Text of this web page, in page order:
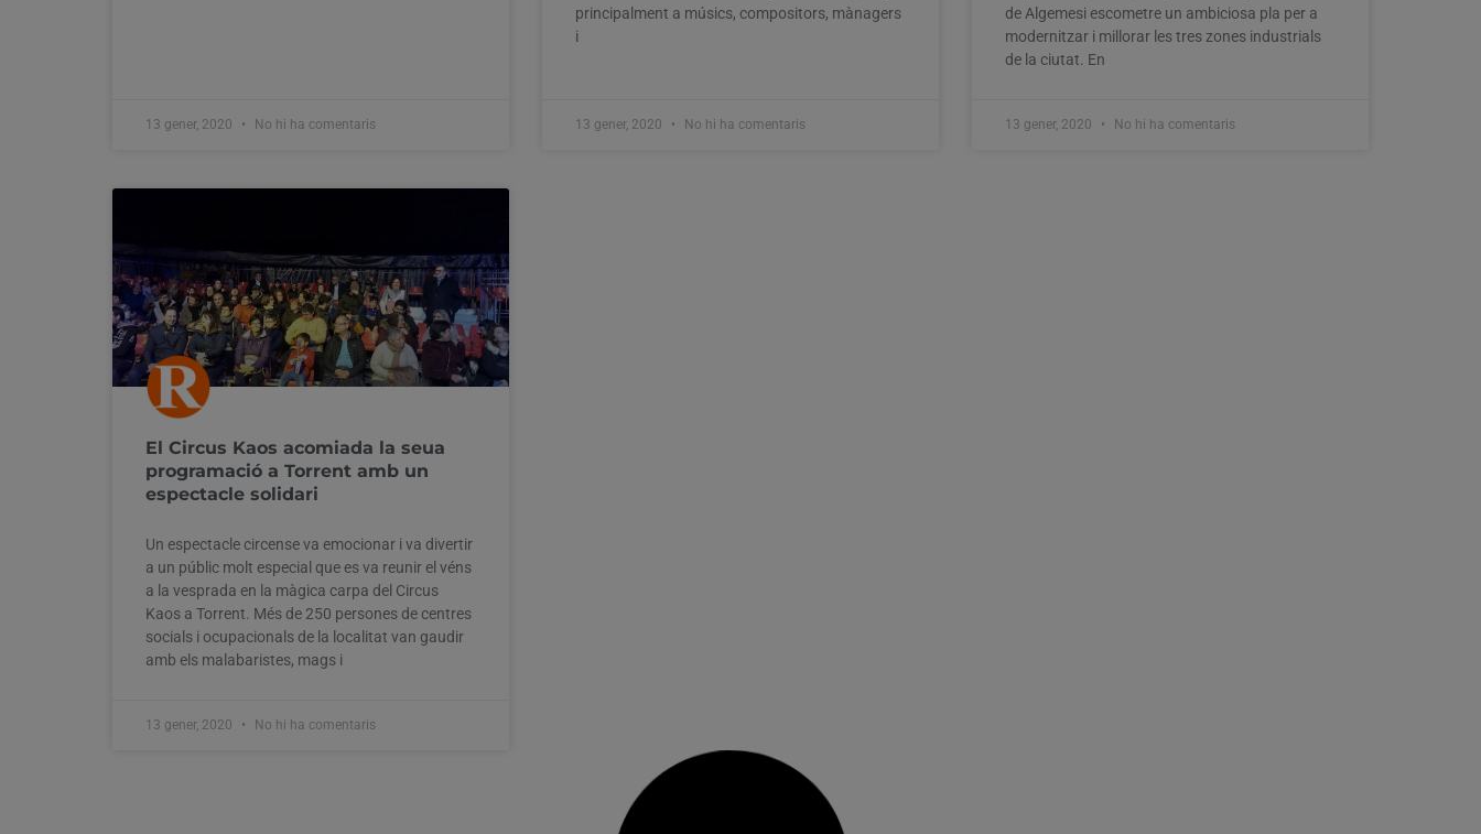
13 gener, 2020 No hi ha comentaris
principalment a músics, compositors, mànagers
i
13 gener, 2020 No hi ha comentaris
de Algemesi escometre un ambiciosa pla per a
modernitzar i millorar les tres zones industrials
de la ciutat. En
13 gener, 2020 No hi ha comentaris
El Circus Kaos acomiada la seua
programació a Torrent amb un
espectacle solidari
Un espectacle circense va emocionar i va divertir
a un públic molt especial que es va reunir el véns
a la vesprada en la màgica carpa del Circus
Kaos a Torrent. Més de 250 persones de centres
socials i ocupacionals de la localitat van gaudir
amb els malabaristes, mags i
13 gener, 2020